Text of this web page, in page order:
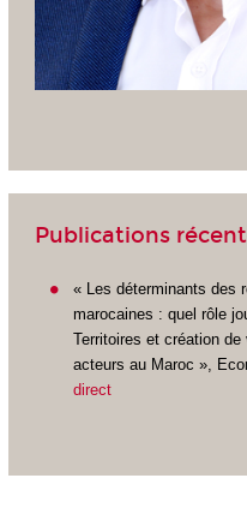
Publications
« Les déterminants des
marocaines : quel rôle
Territoires et création
acteurs au Maroc »,
direct